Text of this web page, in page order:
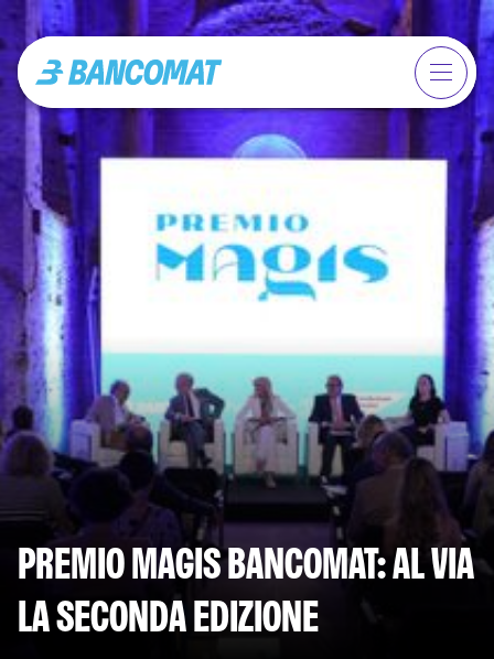
PREMIO MAGIS BANCOMAT: AL VIA
LA SECONDA EDIZIONE